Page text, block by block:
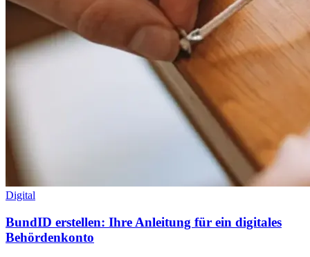
Digital
BundID erstellen: Ihre Anleitung für ein digitales
Behördenkonto